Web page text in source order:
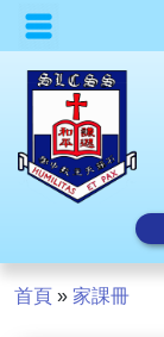
首頁 » 家課冊